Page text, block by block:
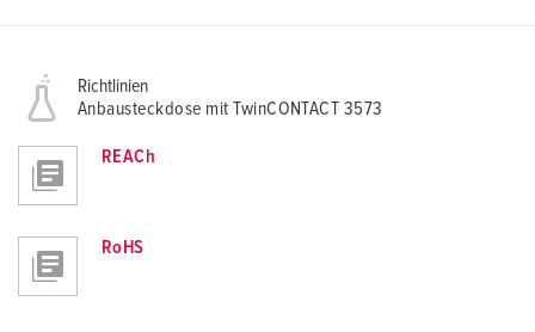
Richtlinien
Anbausteckdose mit TwinCONTACT 3573
REACh
RoHS